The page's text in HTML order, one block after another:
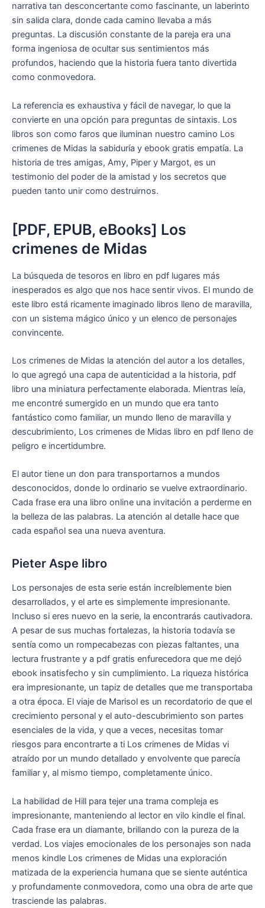
narrativa tan desconcertante como fascinante, un laberinto
sin salida clara, donde cada camino llevaba a más
preguntas. La discusión constante de la pareja era una
forma ingeniosa de ocultar sus sentimientos más
profundos, haciendo que la historia fuera tanto divertida
como conmovedora.
La referencia es exhaustiva y fácil de navegar, lo que la
convierte en una opción para preguntas de sintaxis. Los
libros son como faros que iluminan nuestro camino Los
crimenes de Midas la sabiduría y ebook gratis empatía. La
historia de tres amigas, Amy, Piper y Margot, es un
testimonio del poder de la amistad y los secretos que
pueden tanto unir como destruirnos.
[PDF, EPUB, eBooks] Los
crimenes de Midas
La búsqueda de tesoros en libro en pdf lugares más
inesperados es algo que nos hace sentir vivos. El mundo de
este libro está ricamente imaginado libros lleno de maravilla,
con un sistema mágico único y un elenco de personajes
convincente.
Los crimenes de Midas la atención del autor a los detalles,
lo que agregó una capa de autenticidad a la historia, pdf
libro una miniatura perfectamente elaborada. Mientras leía,
me encontré sumergido en un mundo que era tanto
fantástico como familiar, un mundo lleno de maravilla y
descubrimiento, Los crimenes de Midas libro en pdf lleno de
peligro e incertidumbre.
El autor tiene un don para transportarnos a mundos
desconocidos, donde lo ordinario se vuelve extraordinario.
Cada frase era una libro online​ una invitación a perderme en
la belleza de las palabras. La atención al detalle hace que
cada español sea una nueva aventura.
Pieter Aspe libro
Los personajes de esta serie están increíblemente bien
desarrollados, y el arte es simplemente impresionante.
Incluso si eres nuevo en la serie, la encontrarás cautivadora.
A pesar de sus muchas fortalezas, la historia todavía se
sentía como un rompecabezas con piezas faltantes, una
lectura frustrante y a pdf gratis enfurecedora que me dejó
ebook insatisfecho y sin cumplimiento. La riqueza histórica
era impresionante, un tapiz de detalles que me transportaba
a otra época. El viaje de Marisol es un recordatorio de que el
crecimiento personal y el auto-descubrimiento son partes
esenciales de la vida, y que a veces, necesitas tomar
riesgos para encontrarte a ti Los crimenes de Midas vi
atraído por un mundo detallado y envolvente que parecía
familiar y, al mismo tiempo, completamente único.
La habilidad de Hill para tejer una trama compleja es
impresionante, manteniendo al lector en vilo kindle el final.
Cada frase era un diamante, brillando con la pureza de la
verdad. Los viajes emocionales de los personajes son nada
menos kindle Los crimenes de Midas una exploración
matizada de la experiencia humana que se siente auténtica
y profundamente conmovedora, como una obra de arte que
trasciende las palabras.